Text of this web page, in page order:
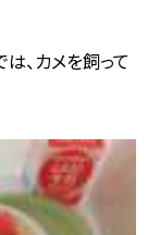
、カメを飼って